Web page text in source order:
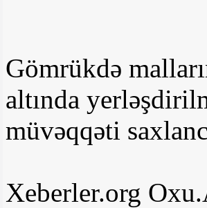
Gömrükdə
altında
müvəqqəti
Xeberler.org